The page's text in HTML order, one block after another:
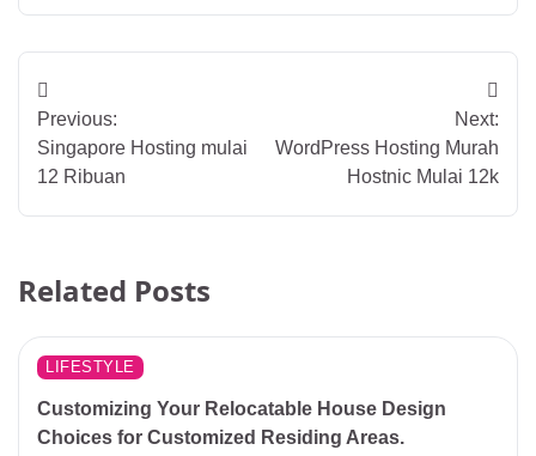
Post
navigation
Previous:
Singapore Hosting mulai
12 Ribuan
Next:
WordPress Hosting Murah
Hostnic Mulai 12k
Related Posts
LIFESTYLE
Customizing Your Relocatable House Design
Choices for Customized Residing Areas.